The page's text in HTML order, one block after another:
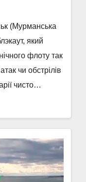
(Мурманська
який
флоту так
чи обстрілів
чисто…